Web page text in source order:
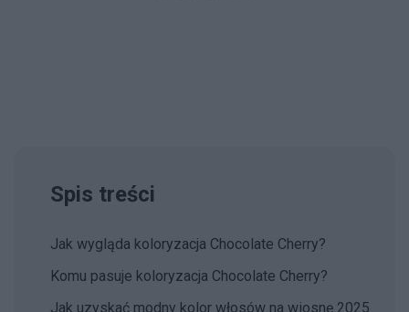
Spis treści
Jak wygląda koloryzacja Chocolate Cherry?
Komu pasuje koloryzacja Chocolate Cherry?
Jak uzyskać modny kolor włosów na wiosnę 2025